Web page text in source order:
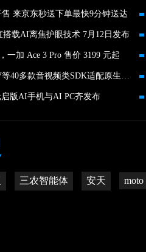
售 来京东秒送下单最快9分钟送达
搭载AI离焦护眼技术 7月12日发布
一加 Ace 3 Pro 售价 3199 元起
版AI手机与AI PC齐发布
三农智能体 安天 moto